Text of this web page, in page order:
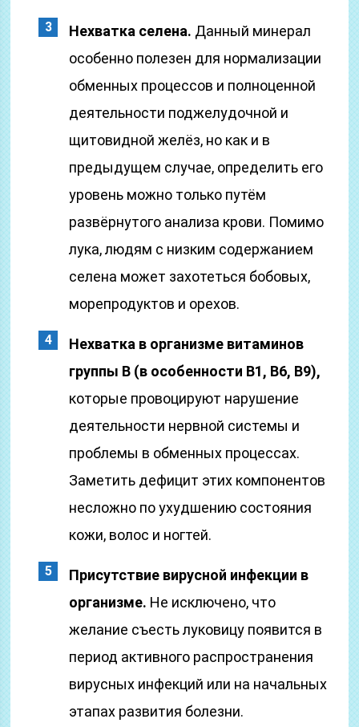
Нехватка селена. Данный минерал
особенно полезен для нормализации
обменных процессов и полноценной
деятельности поджелудочной и
щитовидной желёз, но как и в
предыдущем случае, определить его
уровень можно только путём
развёрнутого анализа крови. Помимо
лука, людям с низким содержанием
селена может захотеться бобовых,
морепродуктов и орехов.
Нехватка в организме витаминов
группы В (в особенности B1, B6, B9),
которые провоцируют нарушение
деятельности нервной системы и
проблемы в обменных процессах.
Заметить дефицит этих компонентов
несложно по ухудшению состояния
кожи, волос и ногтей.
Присутствие вирусной инфекции в
организме. Не исключено, что
желание съесть луковицу появится в
период активного распространения
вирусных инфекций или на начальных
этапах развития болезни.